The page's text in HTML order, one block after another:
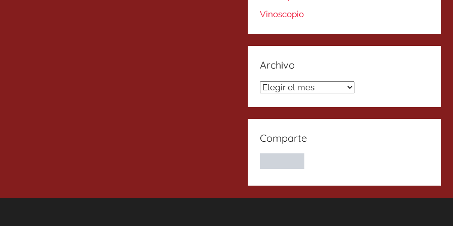
Vinoscopio
Archivo
Archivo
Comparte